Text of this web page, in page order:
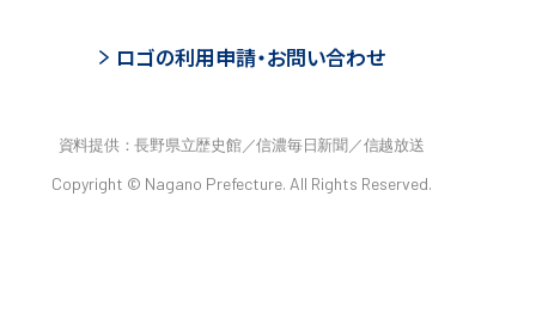
ロゴの利用申請・お問い合わせ
資料提供：長野県立歴史館／信濃毎日新聞／信越放送
Copyright © Nagano Prefecture. All Rights Reserved.